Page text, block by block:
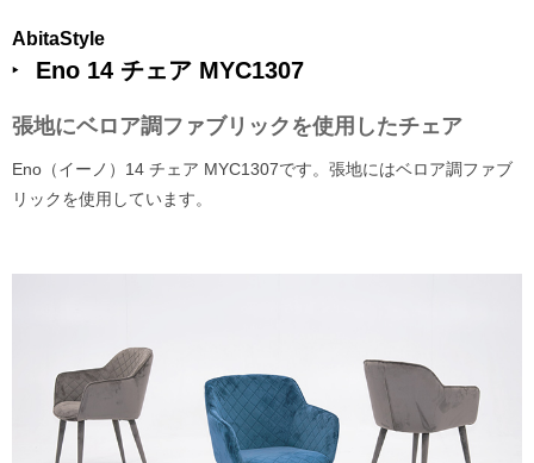
AbitaStyle
Eno 14 チェア MYC1307
張地にベロア調ファブリックを使用したチェア
Eno（イーノ）14 チェア MYC1307です。張地にはベロア調ファブ
リックを使用しています。